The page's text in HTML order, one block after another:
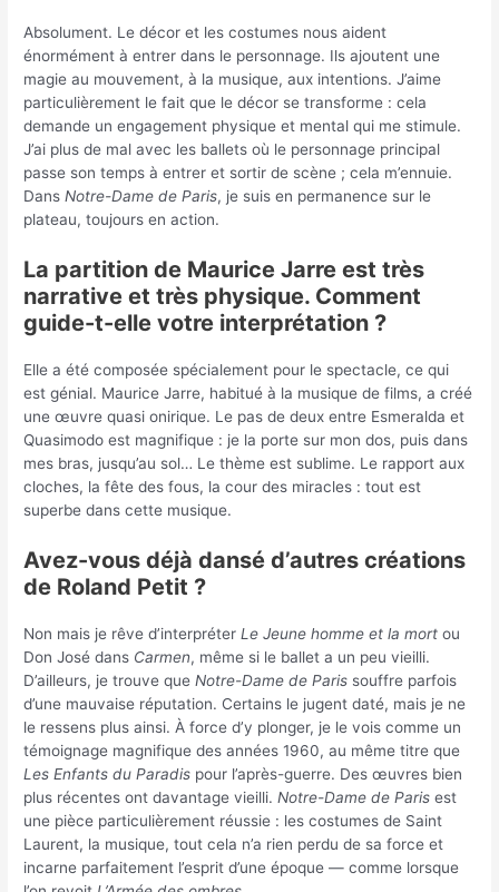
Absolument. Le décor et les costumes nous aident
énormément à entrer dans le personnage. Ils ajoutent une
magie au mouvement, à la musique, aux intentions. J’aime
particulièrement le fait que le décor se transforme : cela
demande un engagement physique et mental qui me stimule.
J’ai plus de mal avec les ballets où le personnage principal
passe son temps à entrer et sortir de scène ; cela m’ennuie.
DansNotre-Dame de Paris, je suis en permanence sur le
plateau, toujours en action.
La partition de Maurice Jarre est très
narrative et très physique. Comment
guide-t-elle votre interprétation ?
Elle a été composée spécialement pour le spectacle, ce qui
est génial. Maurice Jarre, habitué à la musique de films, a créé
une œuvre quasi onirique. Le pas de deux entre Esmeralda et
Quasimodo est magnifique : je la porte sur mon dos, puis dans
mes bras, jusqu’au sol… Le thème est sublime. Le rapport aux
cloches, la fête des fous, la cour des miracles : tout est
superbe dans cette musique.
Avez-vous déjà dansé d’autres créations
de Roland Petit ?
Non mais je rêve d’interpréterLe Jeune homme et la mort ou
Don José dans Carmen, même si le ballet a un peu vieilli.
D’ailleurs, je trouve queNotre-Dame de Paris souffre parfois
d’une mauvaise réputation. Certains le jugent daté, mais je ne
le ressens plus ainsi. À force d’y plonger, je le vois comme un
témoignage magnifique des années 1960, au même titre que
Les Enfants du Paradis pour l’après-guerre. Des œuvres bien
plus récentes ont davantage vieilli.Notre-Dame de Paris est
une pièce particulièrement réussie : les costumes de Saint
Laurent, la musique, tout cela n’a rien perdu de sa force et
incarne parfaitement l’esprit d’une époque — comme lorsque